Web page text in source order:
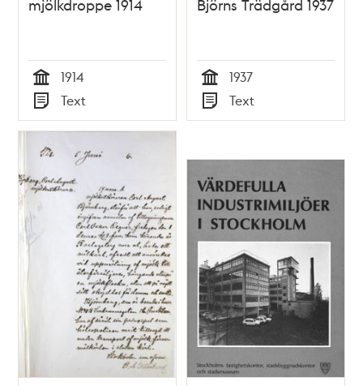
mjölkdroppe 1914
Tid
1914
Typ
Text
Björns Trädgård 1937
Tid
1937
Typ
Text